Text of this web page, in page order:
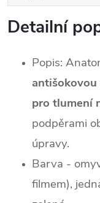
Detailní
Popis:
pro tlumení
podpěrami
úpravy.
Barva -
filmem),